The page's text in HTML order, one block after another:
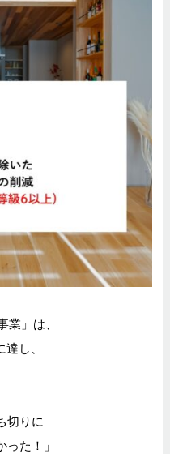
」は、
し、
切りに
た！」